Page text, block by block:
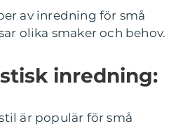
av inredning för små
olika smaker och behov.
inredning:
är populär för små